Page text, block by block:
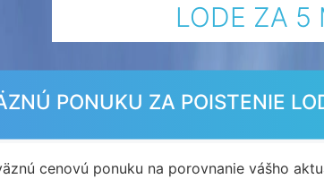
LODE ZA 5
PONUKU ZA POISTENIE
cenovú ponuku na porovnanie vášho